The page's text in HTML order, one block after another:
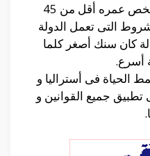
و يجب أن يكون الشخص عمره أقل من 45
التى تعمل الدولة
كان سنك أصغر كلما
أسرع.
الحياة فى أستراليا و
جميع القوانين و